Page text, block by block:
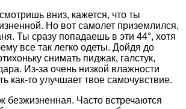
вниз, кажется, что ты
Но вот самолет приземлился,
Ты сразу попадаешь в эти 44°, хотя
все так легко одеты. Дойдя до
снимать пиджак, галстук,
Из-за очень низкой влажности
как-то улучшает твое самочувствие.
безжизненная. Часто встречаются